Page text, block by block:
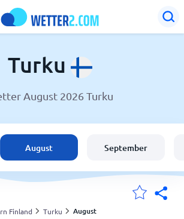
Turku
August 2026 Turku
August September
Finland Turku August